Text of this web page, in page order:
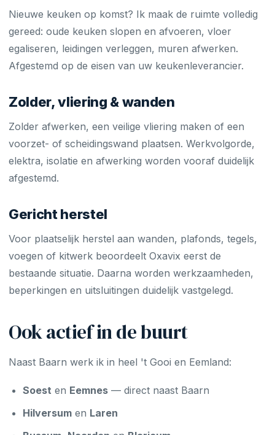
Nieuwe keuken op komst? Ik maak de ruimte volledig
gereed: oude keuken slopen en afvoeren, vloer
egaliseren, leidingen verleggen, muren afwerken.
Afgestemd op de eisen van uw keukenleverancier.
Zolder, vliering & wanden
Zolder afwerken, een veilige vliering maken of een
voorzet- of scheidingswand plaatsen. Werkvolgorde,
elektra, isolatie en afwerking worden vooraf duidelijk
afgestemd.
Gericht herstel
Voor plaatselijk herstel aan wanden, plafonds, tegels,
voegen of kitwerk beoordeelt Oxavix eerst de
bestaande situatie. Daarna worden werkzaamheden,
beperkingen en uitsluitingen duidelijk vastgelegd.
Ook actief in de buurt
Naast Baarn werk ik in heel 't Gooi en Eemland:
Soest en Eemnes — direct naast Baarn
Hilversum en Laren